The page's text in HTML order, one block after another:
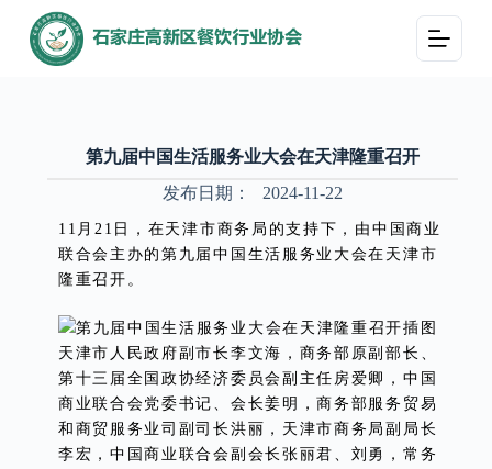
跳
过
第九届中国生活服务业大会在天津隆重召开
发布日期：
2024-11-22
11月21日，在天津市商务局的支持下，由中国商业
联合会主办的第九届中国生活服务业大会在天津市
隆重召开。
天津市人民政府副市长李文海，商务部原副部长、
第十三届全国政协经济委员会副主任房爱卿，中国
商业联合会党委书记、会长姜明，商务部服务贸易
和商贸服务业司副司长洪丽，天津市商务局副局长
李宏，中国商业联合会副会长张丽君、刘勇，常务